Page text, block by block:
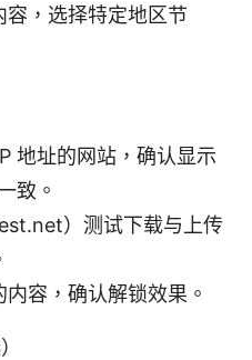
，选择特定地区节
地址的网站，确认显示
致。
）测试下载与上传
容，确认解锁效果。